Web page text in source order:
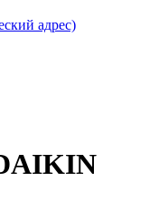
адрес)